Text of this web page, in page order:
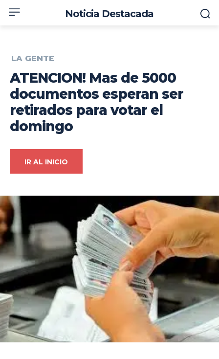
Noticia Destacada
LA GENTE
ATENCION! Mas de 5000
documentos esperan ser
retirados para votar el
domingo
IR AL INICIO